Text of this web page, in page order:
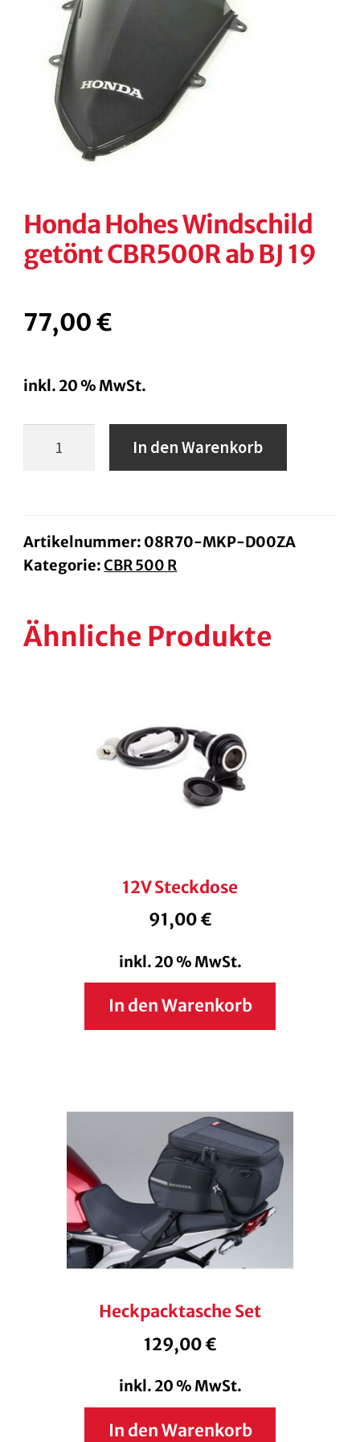
KONTAKT
KASSE
RECHTLICHES
Honda Hohes Windschild
getönt CBR500R ab BJ 19
77,00€
inkl. 20 % MwSt.
CBR500R
ab
19
Menge
In den Warenkorb
Artikelnummer: 08R70-MKP-D00ZA
Kategorie:CBR 500 R
Ähnliche Produkte
12V Steckdose
91,00€
inkl. 20 % MwSt.
In den Warenkorb
Heckpacktasche Set
129,00€
inkl. 20 % MwSt.
In den Warenkorb